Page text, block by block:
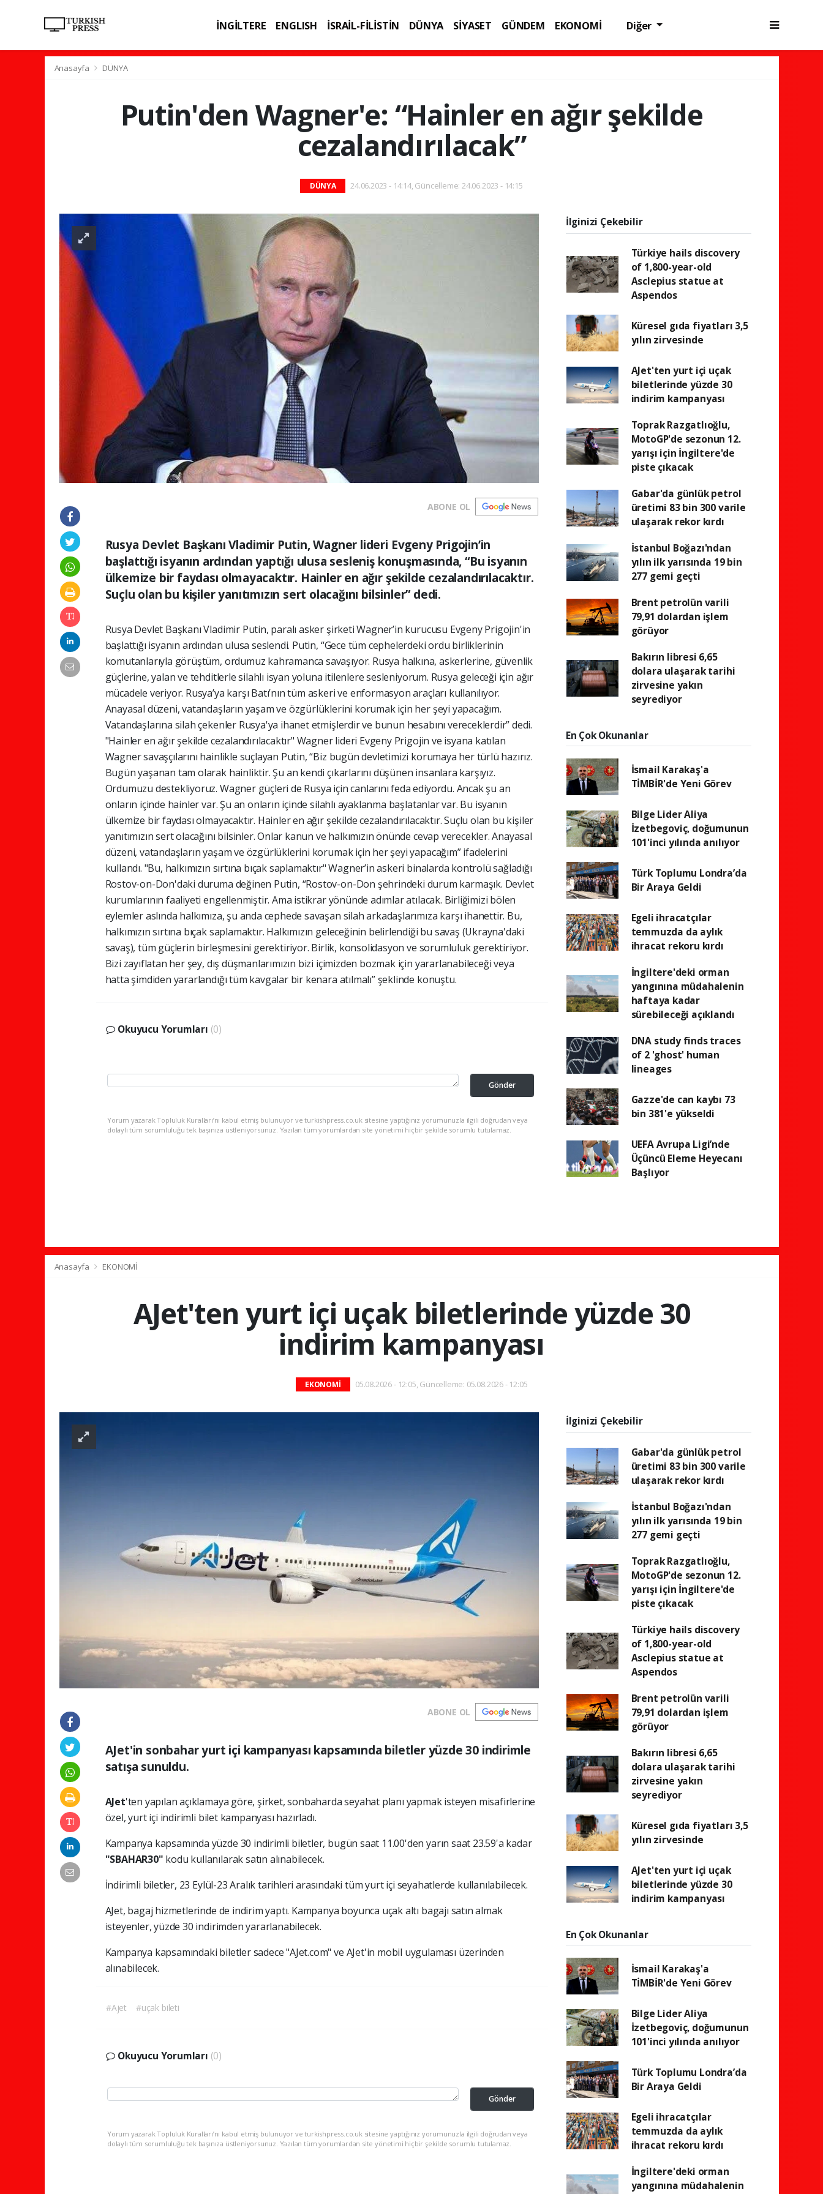
İNGİLTERE ENGLISH İSRAİL-FİLİSTİN DÜNYA SİYASET GÜNDEM
EKONOMİ
Diğer
Anasayfa DÜNYA
Putin'den Wagner'e: “Hainler en ağır şekilde
cezalandırılacak”
DÜNYA 24.06.2023 - 14:14, Güncelleme: 24.06.2023 - 14:15
ABONE OL
Rusya Devlet Başkanı Vladimir Putin, Wagner lideri Evgeny Prigojin’in
başlattığı isyanın ardından yaptığı ulusa sesleniş konuşmasında, “Bu isyanın
ülkemize bir faydası olmayacaktır. Hainler en ağır şekilde cezalandırılacaktır.
Suçlu olan bu kişiler yanıtımızın sert olacağını bilsinler” dedi.
Rusya Devlet Başkanı Vladimir Putin, paralı asker şirketi Wagner’in kurucusu Evgeny Prigojin'in
başlattığı isyanın ardından ulusa seslendi. Putin, “Gece tüm cephelerdeki ordu birliklerinin
komutanlarıyla görüştüm, ordumuz kahramanca savaşıyor. Rusya halkına, askerlerine, güvenlik
güçlerine, yalan ve tehditlerle silahlı isyan yoluna itilenlere sesleniyorum. Rusya geleceği için ağır
mücadele veriyor. Rusya’ya karşı Batı’nın tüm askeri ve enformasyon araçları kullanılıyor.
Anayasal düzeni, vatandaşların yaşam ve özgürlüklerini korumak için her şeyi yapacağım.
Vatandaşlarına silah çekenler Rusya'ya ihanet etmişlerdir ve bunun hesabını vereceklerdir” dedi.
"Hainler en ağır şekilde cezalandırılacaktır" Wagner lideri Evgeny Prigojin ve isyana katılan
Wagner savaşçılarını hainlikle suçlayan Putin, “Biz bugün devletimizi korumaya her türlü hazırız.
Bugün yaşanan tam olarak hainliktir. Şu an kendi çıkarlarını düşünen insanlara karşıyız.
Ordumuzu destekliyoruz. Wagner güçleri de Rusya için canlarını feda ediyordu. Ancak şu an
onların içinde hainler var. Şu an onların içinde silahlı ayaklanma başlatanlar var. Bu isyanın
ülkemize bir faydası olmayacaktır. Hainler en ağır şekilde cezalandırılacaktır. Suçlu olan bu kişiler
yanıtımızın sert olacağını bilsinler. Onlar kanun ve halkımızın önünde cevap verecekler. Anayasal
düzeni, vatandaşların yaşam ve özgürlüklerini korumak için her şeyi yapacağım” ifadelerini
kullandı. "Bu, halkımızın sırtına bıçak saplamaktır" Wagner’in askeri binalarda kontrolü sağladığı
Rostov-on-Don'daki duruma değinen Putin, “Rostov-on-Don şehrindeki durum karmaşık. Devlet
kurumlarının faaliyeti engellenmiştir. Ama istikrar yönünde adımlar atılacak. Birliğimizi bölen
eylemler aslında halkımıza, şu anda cephede savaşan silah arkadaşlarımıza karşı ihanettir. Bu,
halkımızın sırtına bıçak saplamaktır. Halkımızın geleceğinin belirlendiği bu savaş (Ukrayna'daki
savaş), tüm güçlerin birleşmesini gerektiriyor. Birlik, konsolidasyon ve sorumluluk gerektiriyor.
Bizi zayıflatan her şey, dış düşmanlarımızın bizi içimizden bozmak için yararlanabileceği veya
hatta şimdiden yararlandığı tüm kavgalar bir kenara atılmalı” şeklinde konuştu.
Okuyucu Yorumları (0)
Gönder
Yorum yazarak Topluluk Kuralları’nı kabul etmiş bulunuyor ve turkishpress.co.uk sitesine yaptığınız yorumunuzla ilgili doğrudan veya
dolaylı tüm sorumluluğu tek başınıza üstleniyorsunuz. Yazılan tüm yorumlardan site yönetimi hiçbir şekilde sorumlu tutulamaz.
İlginizi Çekebilir
Türkiye hails discovery
of 1,800-year-old
Asclepius statue at
Aspendos
Küresel gıda fiyatları 3,5
yılın zirvesinde
AJet'ten yurt içi uçak
biletlerinde yüzde 30
indirim kampanyası
Toprak Razgatlıoğlu,
MotoGP'de sezonun 12.
yarışı için İngiltere'de
piste çıkacak
Gabar'da günlük petrol
üretimi 83 bin 300 varile
ulaşarak rekor kırdı
İstanbul Boğazı'ndan
yılın ilk yarısında 19 bin
277 gemi geçti
Brent petrolün varili
79,91 dolardan işlem
görüyor
Bakırın libresi 6,65
dolara ulaşarak tarihi
zirvesine yakın
seyrediyor
En Çok Okunanlar
İsmail Karakaş'a
TİMBİR'de Yeni Görev
Bilge Lider Aliya
İzetbegoviç, doğumunun
101'inci yılında anılıyor
Türk Toplumu Londra’da
Bir Araya Geldi
Egeli ihracatçılar
temmuzda da aylık
ihracat rekoru kırdı
İngiltere'deki orman
yangınına müdahalenin
haftaya kadar
sürebileceği açıklandı
DNA study finds traces
of 2 'ghost' human
lineages
Gazze'de can kaybı 73
bin 381'e yükseldi
UEFA Avrupa Ligi’nde
Üçüncü Eleme Heyecanı
Başlıyor
Anasayfa EKONOMİ
AJet'ten yurt içi uçak biletlerinde yüzde 30
indirim kampanyası
EKONOMİ 05.08.2026 - 12:05, Güncelleme: 05.08.2026 - 12:05
ABONE OL
AJet'in sonbahar yurt içi kampanyası kapsamında biletler yüzde 30 indirimle
satışa sunuldu.
AJet'ten yapılan açıklamaya göre, şirket, sonbaharda seyahat planı yapmak isteyen misafirlerine
özel, yurt içi indirimli bilet kampanyası hazırladı.
Kampanya kapsamında yüzde 30 indirimli biletler, bugün saat 11.00'den yarın saat 23.59'a kadar
"SBAHAR30" kodu kullanılarak satın alınabilecek.
İndirimli biletler, 23 Eylül-23 Aralık tarihleri arasındaki tüm yurt içi seyahatlerde kullanılabilecek.
AJet, bagaj hizmetlerinde de indirim yaptı. Kampanya boyunca uçak altı bagajı satın almak
isteyenler, yüzde 30 indirimden yararlanabilecek.
Kampanya kapsamındaki biletler sadece "AJet.com" ve AJet'in mobil uygulaması üzerinden
alınabilecek.
#Ajet #uçak bileti
Okuyucu Yorumları (0)
Gönder
Yorum yazarak Topluluk Kuralları’nı kabul etmiş bulunuyor ve turkishpress.co.uk sitesine yaptığınız yorumunuzla ilgili doğrudan veya
dolaylı tüm sorumluluğu tek başınıza üstleniyorsunuz. Yazılan tüm yorumlardan site yönetimi hiçbir şekilde sorumlu tutulamaz.
İlginizi Çekebilir
Gabar'da günlük petrol
üretimi 83 bin 300 varile
ulaşarak rekor kırdı
İstanbul Boğazı'ndan
yılın ilk yarısında 19 bin
277 gemi geçti
Toprak Razgatlıoğlu,
MotoGP'de sezonun 12.
yarışı için İngiltere'de
piste çıkacak
Türkiye hails discovery
of 1,800-year-old
Asclepius statue at
Aspendos
Brent petrolün varili
79,91 dolardan işlem
görüyor
Bakırın libresi 6,65
dolara ulaşarak tarihi
zirvesine yakın
seyrediyor
Küresel gıda fiyatları 3,5
yılın zirvesinde
AJet'ten yurt içi uçak
biletlerinde yüzde 30
indirim kampanyası
En Çok Okunanlar
İsmail Karakaş'a
TİMBİR'de Yeni Görev
Bilge Lider Aliya
İzetbegoviç, doğumunun
101'inci yılında anılıyor
Türk Toplumu Londra’da
Bir Araya Geldi
Egeli ihracatçılar
temmuzda da aylık
ihracat rekoru kırdı
İngiltere'deki orman
yangınına müdahalenin